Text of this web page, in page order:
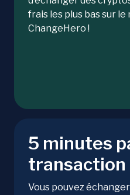
frais les plus bas sur
ChangeHero !
5 minutes
transaction
Vous pouvez